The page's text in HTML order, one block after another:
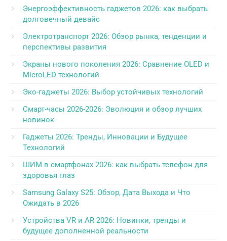
Энергоэффективность гаджетов 2026: как выбрать
долговечный девайс
Электротранспорт 2026: Обзор рынка, тенденции и
перспективы развития
Экраны нового поколения 2026: Сравнение OLED и
MicroLED технологий
Эко-гаджеты 2026: Выбор устойчивых технологий
Смарт-часы 2026-2026: Эволюция и обзор лучших
новинок
Гаджеты 2026: Тренды, Инновации и Будущее
Технологий
ШИМ в смартфонах 2026: как выбрать телефон для
здоровья глаз
Samsung Galaxy S25: Обзор, Дата Выхода и Что
Ожидать в 2026
Устройства VR и AR 2026: Новинки, тренды и
будущее дополненной реальности